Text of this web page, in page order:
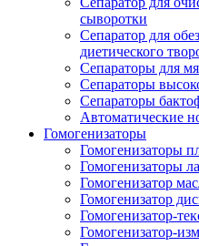
сыворотки
Сепаратор для
диетического
Сепараторы для
Сепараторы
Сепараторы
Автоматические
Гомогенизаторы
Гомогенизаторы
Гомогенизаторы
Гомогенизатор
Гомогенизатор
Гомогенизатор-
Гомогенизатор-